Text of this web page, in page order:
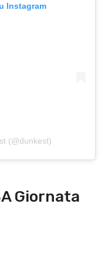
Instagram
(@dunkest)
Giornata